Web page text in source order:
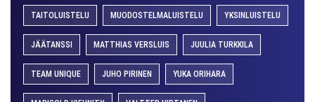
TAITOLUISTELU MUODOSTELMALUISTELU YKSINLUISTELU
JÄÄTANSSI MATTHIAS VERSLUIS JUULIA TURKKILA
TEAM UNIQUE JUHO PIRINEN YUKA ORIHARA